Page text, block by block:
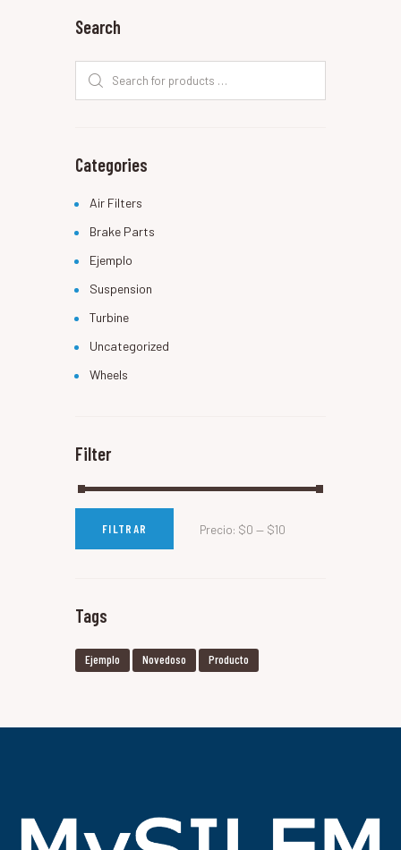
Search
Categories
Air Filters
Brake Parts
Ejemplo
Suspension
Turbine
Uncategorized
Wheels
Filter
FILTRAR Precio: $0 — $10
Tags
Ejemplo Novedoso Producto